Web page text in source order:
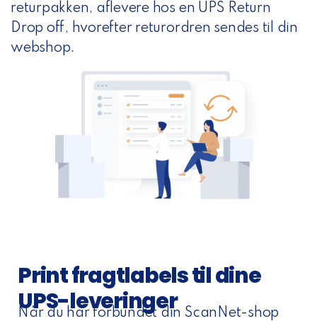
returpakken, aflevere hos en UPS Return
Drop off, hvorefter returordren sendes til din
webshop.
Print fragtlabels til dine
UPS-leveringer
Når du har forbundet din ScanNet-shop